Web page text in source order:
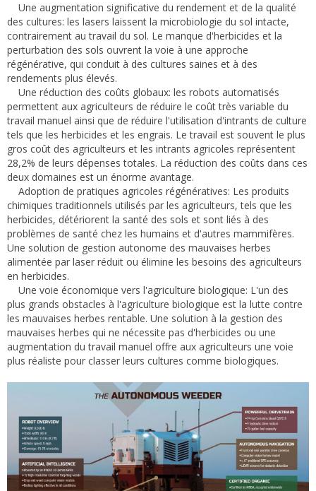
Une augmentation significative du rendement et de la qualité
des cultures: les lasers laissent la microbiologie du sol intacte,
contrairement au travail du sol. Le manque d'herbicides et la
perturbation des sols ouvrent la voie à une approche
régénérative, qui conduit à des cultures saines et à des
rendements plus élevés.
Une réduction des coûts globaux: les robots automatisés
permettent aux agriculteurs de réduire le coût très variable du
travail manuel ainsi que de réduire l'utilisation d'intrants de culture
tels que les herbicides et les engrais. Le travail est souvent le plus
gros coût des agriculteurs et les intrants agricoles représentent
28,2% de leurs dépenses totales. La réduction des coûts dans ces
deux domaines est un énorme avantage.
Adoption de pratiques agricoles régénératives: Les produits
chimiques traditionnels utilisés par les agriculteurs, tels que les
herbicides, détériorent la santé des sols et sont liés à des
problèmes de santé chez les humains et d'autres mammifères.
Une solution de gestion autonome des mauvaises herbes
alimentée par laser réduit ou élimine les besoins des agriculteurs
en herbicides.
Une voie économique vers l'agriculture biologique: L'un des
plus grands obstacles à l'agriculture biologique est la lutte contre
les mauvaises herbes rentable. Une solution à la gestion des
mauvaises herbes qui ne nécessite pas d'herbicides ou une
augmentation du travail manuel offre aux agriculteurs une voie
plus réaliste pour classer leurs cultures comme biologiques.